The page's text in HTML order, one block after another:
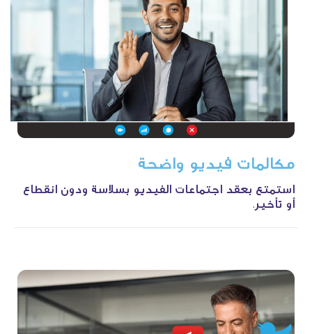
مكالمات فيديو واضحة
استمتع بعقد اجتماعات الفيديو بسلاسة ودون انقطاع
أو تأخير.